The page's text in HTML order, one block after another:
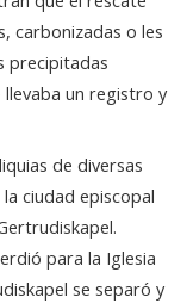
carbonizadas o les
precipitadas
un registro y
de diversas
ciudad episcopal
para la Iglesia
se separó y